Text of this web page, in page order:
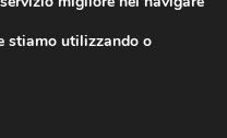
stiamo utilizzando o